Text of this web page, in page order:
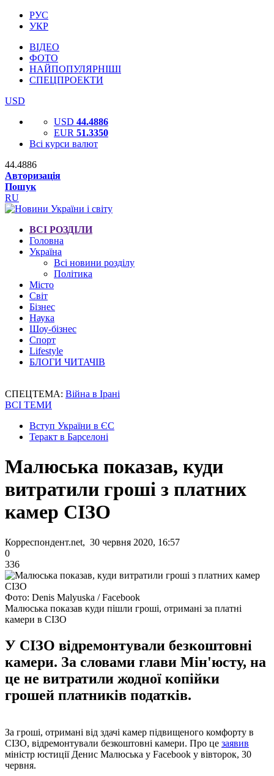
РУС
УКР
ВІДЕО
ФОТО
НАЙПОПУЛЯРНІШІ
СПЕЦПРОЕКТИ
USD
USD 44.4886
EUR 51.3350
Всі курси валют
44.4886
Авторизація
Пошук
RU
ВСІ РОЗДІЛИ
Головна
Україна
Всі новини розділу
Політика
Місто
Світ
Бізнес
Наука
Шоу-бізнес
Спорт
Lifestyle
БЛОГИ ЧИТАЧІВ
СПЕЦТЕМА: Війна в Ірані
ВСІ ТЕМИ
Вступ України в ЄС
Теракт в Барселоні
Малюська показав, куди
витратили гроші з платних
камер СІЗО
Корреспондент.net, 30 червня 2020, 16:57
0
336
Фото: Denis Malyuska / Facebook
Малюська показав куди пішли гроші, отримані за платні
камери в СІЗО
У СІЗО відремонтували безкоштовні
камери. За словами глави Мін'юсту, на
це не витратили жодної копійки
грошей платників податків.
За гроші, отримані від здачі камер підвищеного комфорту в
СІЗО, відремонтували безкоштовні камери. Про це заявив
міністр юстиції Денис Малюська у Facebook у вівторок, 30
червня.